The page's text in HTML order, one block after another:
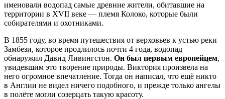
именовали водопад самые древние жители, обитавшие на
территории в XVII веке — племя Колоко, которые были
собирателями и охотниками.
В 1855 году, во время путешествия от верховьев к устью реки
Замбези, которое продлилось почти 4 года, водопад
обнаружил Давид Ливингстон. Он был первым европейцем,
увидевшим это творение природы. Виктория произвела на
него огромное впечатление. Тогда он написал, что ещё никто
в Англии не видел ничего подобного, и прежде только ангелы
в полёте могли созерцать такую красоту.